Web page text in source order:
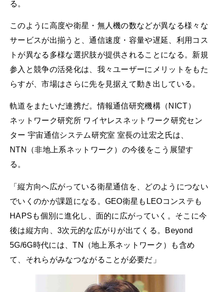
る。
このように高度や衛星・無人機の数などが異なる様々な
サービスが出揃うと、通信速度・容量や遅延、利用コス
トが異なる多様な選択肢が提供されることになる。新規
参入と競争の活発化は、我々ユーザーにメリットをもた
らすが、市場はさらに先を見据えて動き出している。
軌道をまたいだ連携だ。情報通信研究機構（NICT）
ネットワーク研究所 ワイヤレスネットワーク研究セン
ター 宇宙通信システム研究室 室長の辻宏之氏は、
NTN（非地上系ネットワーク）の今後をこう展望す
る。
「縦方向へ広がっている衛星通信を、どのようにつない
でいくのかが課題になる。GEO衛星もLEOコンステも
HAPSも個別に進化し、面的に広がっていく。そこに今
後は縦方向、3次元的な広がりが出てくる。Beyond
5G/6G時代には、TN（地上系ネットワーク）も含め
て、それらがみなつながることが必要だ」